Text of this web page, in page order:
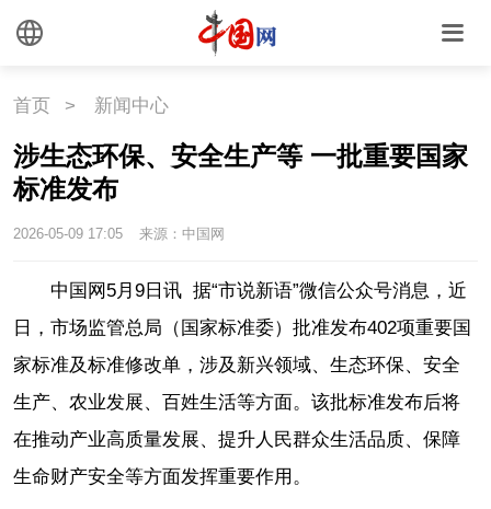
首页 > 新闻中心
涉生态环保、安全生产等 一批重要国家
标准发布
2026-05-09 17:05 来源：中国网
中国网5月9日讯 据“市说新语”微信公众号消息，近
日，市场监管总局（国家标准委）批准发布402项重要国
家标准及标准修改单，涉及新兴领域、生态环保、安全
生产、农业发展、百姓生活等方面。该批标准发布后将
在推动产业高质量发展、提升人民群众生活品质、保障
生命财产安全等方面发挥重要作用。